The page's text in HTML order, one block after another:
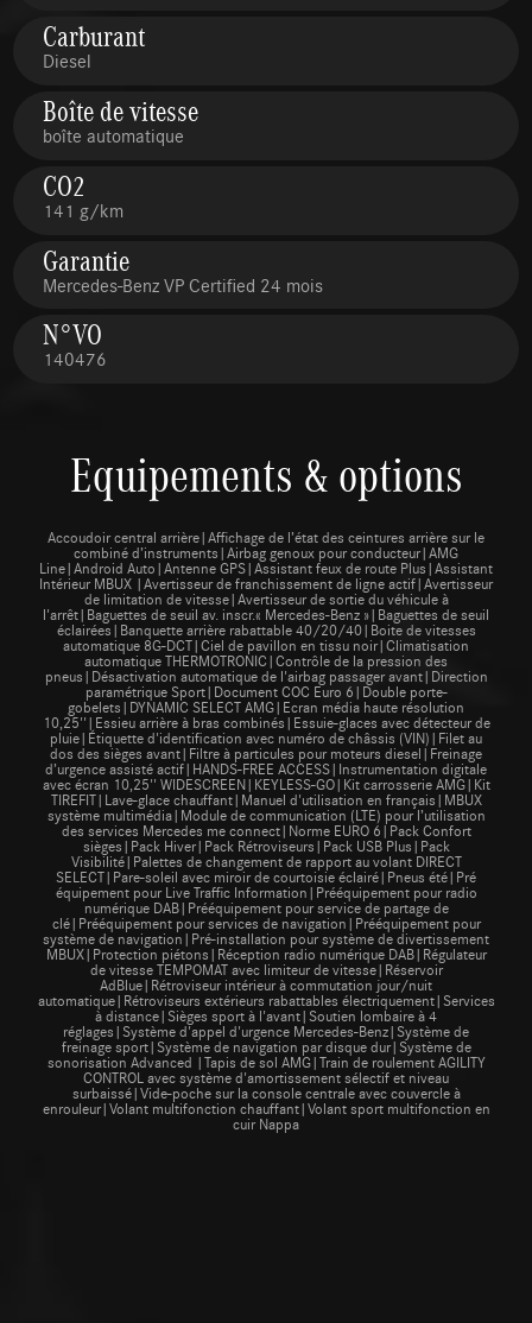
Carburant
Diesel
Boîte de vitesse
boîte automatique
CO2
141 g/km
Garantie
Mercedes-Benz VP Certified 24 mois
N°VO
140476
Equipements & options
Accoudoir central arrière|Affichage de l’état des ceintures arrière sur le
combiné d’instruments|Airbag genoux pour conducteur|AMG
Line|Android Auto|Antenne GPS|Assistant feux de route Plus|Assistant
Intérieur MBUX |Avertisseur de franchissement de ligne actif|Avertisseur
de limitation de vitesse|Avertisseur de sortie du véhicule à
l'arrêt|Baguettes de seuil av. inscr.« Mercedes-Benz »|Baguettes de seuil
éclairées|Banquette arrière rabattable 40/20/40|Boite de vitesses
automatique 8G-DCT|Ciel de pavillon en tissu noir|Climatisation
automatique THERMOTRONIC|Contrôle de la pression des
pneus|Désactivation automatique de l'airbag passager avant|Direction
paramétrique Sport|Document COC Euro 6|Double porte-
gobelets|DYNAMIC SELECT AMG|Ecran média haute résolution
10,25''|Essieu arrière à bras combinés|Essuie-glaces avec détecteur de
pluie|Étiquette d'identification avec numéro de châssis (VIN)|Filet au
dos des sièges avant|Filtre à particules pour moteurs diesel|Freinage
d’urgence assisté actif|HANDS-FREE ACCESS|Instrumentation digitale
avec écran 10,25'' WIDESCREEN|KEYLESS-GO|Kit carrosserie AMG|Kit
TIREFIT|Lave-glace chauffant|Manuel d'utilisation en français|MBUX
système multimédia|Module de communication (LTE) pour l’utilisation
des services Mercedes me connect|Norme EURO 6|Pack Confort
sièges|Pack Hiver|Pack Rétroviseurs|Pack USB Plus|Pack
Visibilité|Palettes de changement de rapport au volant DIRECT
SELECT|Pare-soleil avec miroir de courtoisie éclairé|Pneus été|Pré
équipement pour Live Traffic Information|Prééquipement pour radio
numérique DAB|Prééquipement pour service de partage de
clé|Prééquipement pour services de navigation|Prééquipement pour
système de navigation|Pré-installation pour système de divertissement
MBUX|Protection piétons|Réception radio numérique DAB|Régulateur
de vitesse TEMPOMAT avec limiteur de vitesse|Réservoir
AdBlue|Rétroviseur intérieur à commutation jour/nuit
automatique|Rétroviseurs extérieurs rabattables électriquement|Services
à distance|Sièges sport à l'avant|Soutien lombaire à 4
réglages|Système d'appel d'urgence Mercedes-Benz|Système de
freinage sport|Système de navigation par disque dur|Système de
sonorisation Advanced |Tapis de sol AMG|Train de roulement AGILITY
CONTROL avec système d'amortissement sélectif et niveau
surbaissé|Vide-poche sur la console centrale avec couvercle à
enrouleur|Volant multifonction chauffant|Volant sport multifonction en
cuir Nappa